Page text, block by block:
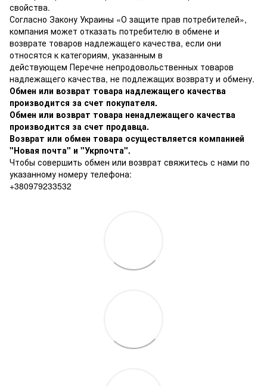
свойства.
Согласно Закону Украины «О защите прав потребителей»,
компания может отказать потребителю в обмене и
возврате товаров надлежащего качества, если они
относятся к категориям, указанным в
действующем Перечне непродовольственных товаров
надлежащего качества, не подлежащих возврату и обмену.
Обмен или возврат товара надлежащего качества
производится за счет покупателя.
Обмен или возврат товара ненадлежащего качества
производится за счет продавца.
Возврат или обмен товара осуществляется компанией
"Новая почта" и "Укрпочта".
Чтобы совершить обмен или возврат свяжитесь с нами по
указанному номеру телефона:
+380979233532